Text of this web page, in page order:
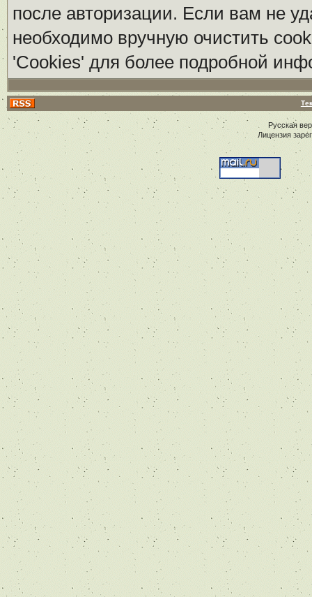
после авторизации. Если вам не
необходимо вручную очистить
'Cookies' для более подробной
Русская
Лицензия